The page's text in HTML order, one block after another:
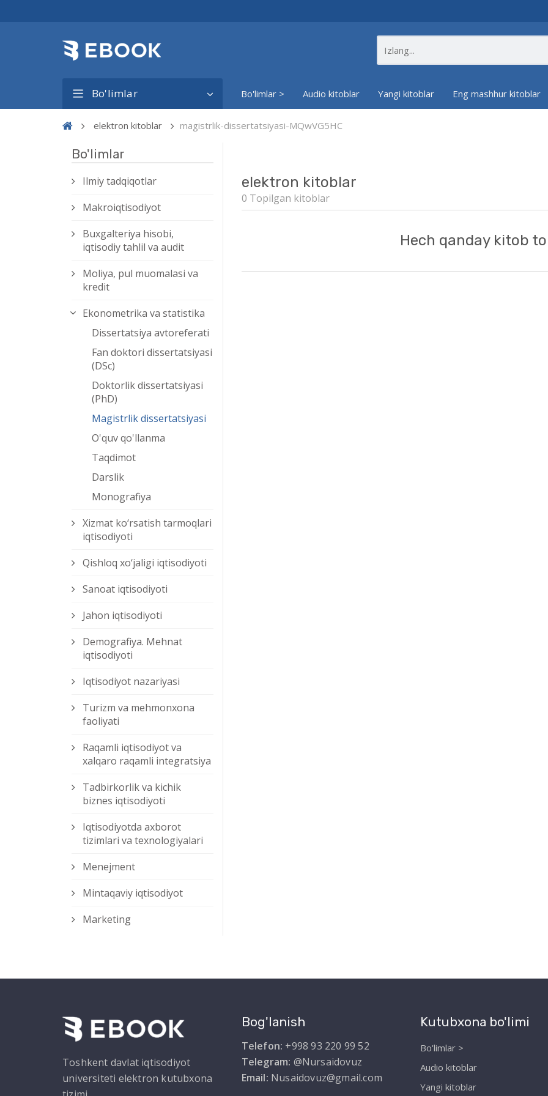
Bo'limlar Bo'limlar > Audio kitoblar Yangi kitoblar Eng mashhur kitoblar
elektron kitoblar magistrlik-dissertatsiyasi-MQwVG5HC
Bo'limlar
Ilmiy tadqiqotlar
Makroiqtisodiyot
Buxgalteriya hisobi,
iqtisodiy tahlil va audit
Moliya, pul muomalasi va
kredit
Ekonometrika va statistika
Dissertatsiya avtoreferati
Fan doktori dissertatsiyasi
(DSc)
Doktorlik dissertatsiyasi
(PhD)
Magistrlik dissertatsiyasi
O'quv qo'llanma
Taqdimot
Darslik
Monografiya
Xizmat kо‘rsatish tarmoqlari
iqtisodiyoti
Qishloq xо‘jaligi iqtisodiyoti
Sanoat iqtisodiyoti
Jahon iqtisodiyoti
Demografiya. Mehnat
iqtisodiyoti
Iqtisodiyot nazariyasi
Turizm va mehmonxona
faoliyati
Raqamli iqtisodiyot va
xalqaro raqamli integratsiya
Tadbirkorlik va kichik
biznes iqtisodiyoti
Iqtisodiyotda axborot
tizimlari va texnologiyalari
Menejment
Mintaqaviy iqtisodiyot
Marketing
elektron kitoblar
0 Topilgan kitoblar
Hech qanday kitob
Toshkent davlat iqtisodiyot
universiteti elektron kutubxona
Bog'lanish
Telefon: +998 93 220 99 52
Telegram: @Nursaidovuz
Email: Nusaidovuz@gmail.com
Kutubxona bo'limi
Bo'limlar >
Audio kitoblar
Yangi kitoblar